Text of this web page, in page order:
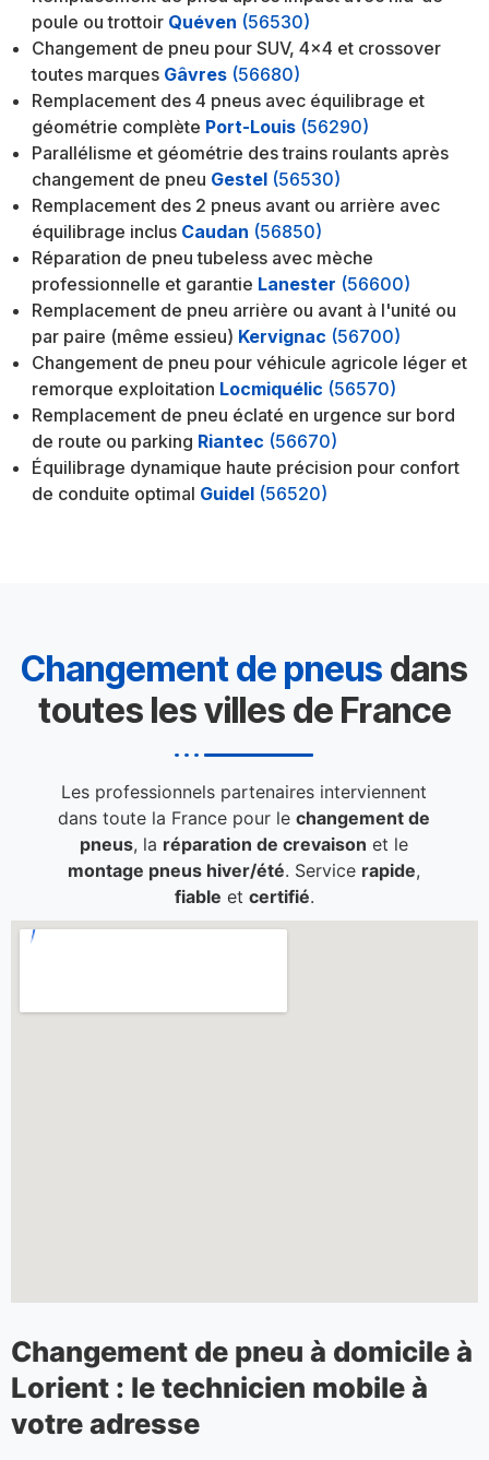
poule ou trottoir Quéven (56530)
Changement de pneu pour SUV, 4x4 et crossover
toutes marques Gâvres (56680)
Remplacement des 4 pneus avec équilibrage et
géométrie complète Port-Louis (56290)
Parallélisme et géométrie des trains roulants après
changement de pneu Gestel (56530)
Remplacement des 2 pneus avant ou arrière avec
équilibrage inclus Caudan (56850)
Réparation de pneu tubeless avec mèche
professionnelle et garantie Lanester (56600)
Remplacement de pneu arrière ou avant à l'unité ou
par paire (même essieu) Kervignac (56700)
Changement de pneu pour véhicule agricole léger et
remorque exploitation Locmiquélic (56570)
Remplacement de pneu éclaté en urgence sur bord
de route ou parking Riantec (56670)
Équilibrage dynamique haute précision pour confort
de conduite optimal Guidel (56520)
Changement de pneus dans
toutes les villes de France
Les professionnels partenaires interviennent
dans toute la France pour lechangement de
pneus, la réparation de crevaison et le
montage pneus hiver/été. Service rapide,
fiable et certifié.
Changement de pneu à domicile à
Lorient : le technicien mobile à
votre adresse